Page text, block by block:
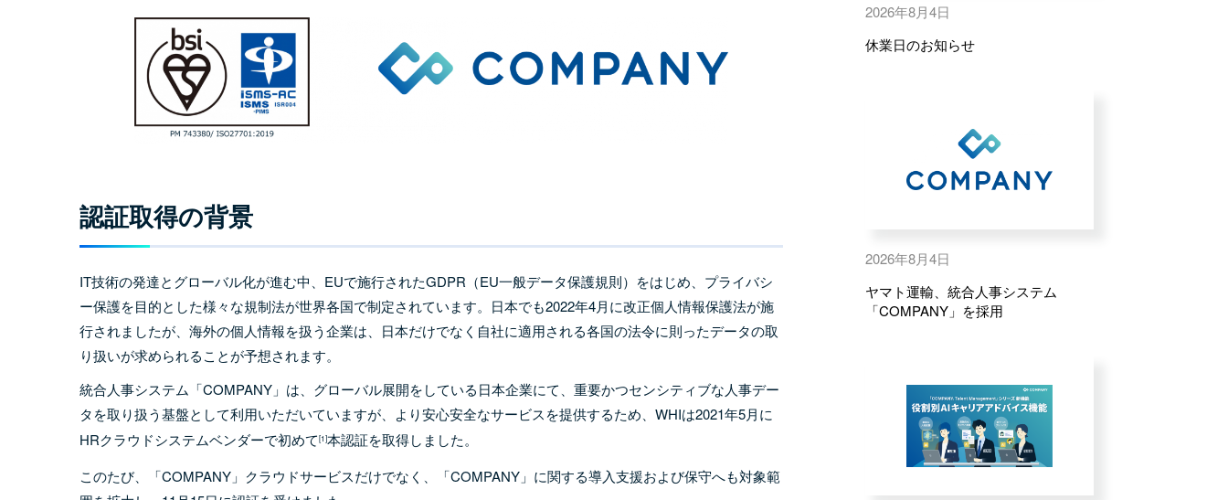
認証取得の背景
IT技術の発達とグローバル化が進む中、EUで施行されたGDPR（EU一般データ保護規則）をはじめ、プライバシ
ー保護を目的とした様々な規制法が世界各国で制定されています。日本でも2022年4月に改正個人情報保護法が施
行されましたが、海外の個人情報を扱う企業は、日本だけでなく自社に適用される各国の法令に則ったデータの取
り扱いが求められることが予想されます。
統合人事システム「COMPANY」は、グローバル展開をしている日本企業にて、重要かつセンシティブな人事デー
タを取り扱う基盤として利用いただいていますが、より安心安全なサービスを提供するため、WHIは2021年5月に
HRクラウドシステムベンダーで初めて[1]本認証を取得しました。
このたび、「COMPANY」クラウドサービスだけでなく、「COMPANY」に関する導入支援および保守へも対象範
2026年8月4日
休業日のお知らせ
2026年8月4日
ヤマト運輸、統合人事システム
「COMPANY」を採用